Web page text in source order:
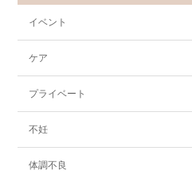
イベント
ケア
プライベート
不妊
体調不良